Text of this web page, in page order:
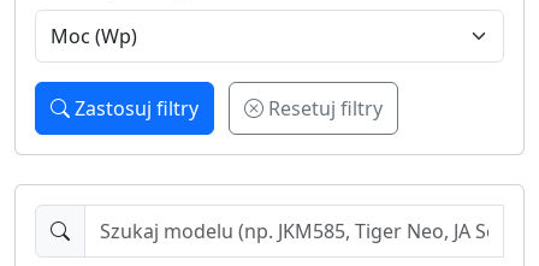
Zastosuj filtry Resetuj filtry